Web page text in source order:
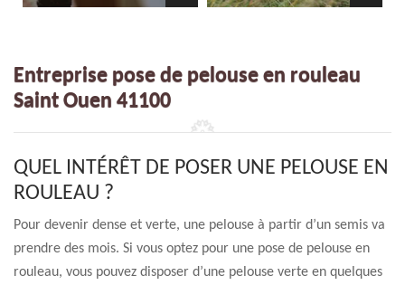
Entreprise pose de pelouse en rouleau
Saint Ouen 41100
QUEL INTÉRÊT DE POSER UNE PELOUSE EN
ROULEAU ?
Pour devenir dense et verte, une pelouse à partir d’un semis va
prendre des mois. Si vous optez pour une pose de pelouse en
rouleau, vous pouvez disposer d’une pelouse verte en quelques